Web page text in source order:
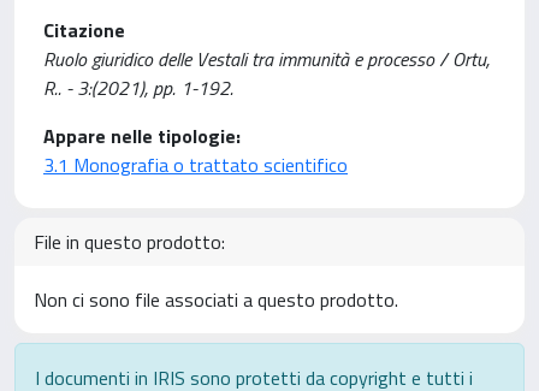
Citazione
Ruolo giuridico delle Vestali tra immunità e processo / Ortu,
R.. - 3:(2021), pp. 1-192.
Appare nelle tipologie:
3.1 Monografia o trattato scientifico
File in questo prodotto:
Non ci sono file associati a questo prodotto.
I documenti in IRIS sono protetti da copyright e tutti i